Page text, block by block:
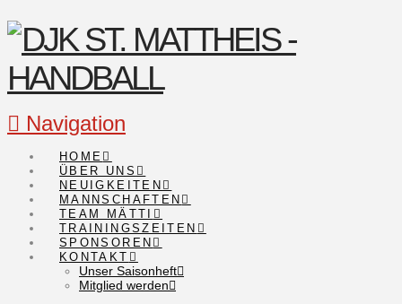
Navigation
HOME
ÜBER UNS
NEUIGKEITEN
MANNSCHAFTEN
TEAM MÄTTI
TRAININGSZEITEN
SPONSOREN
KONTAKT
Unser Saisonheft
Mitglied werden